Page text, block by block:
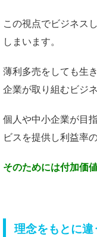
この視点でビジネス
しまいます。
薄利多売をしても生
企業が取り組むビジ
個人や中小企業が目
ビスを提供し利益率
そのためには付加価
理念をもとに